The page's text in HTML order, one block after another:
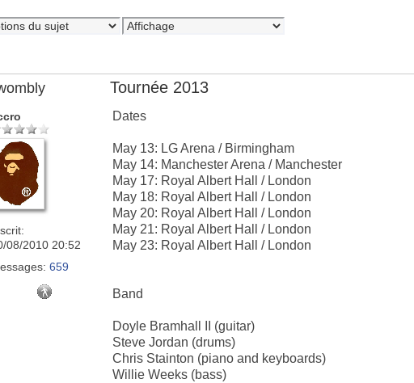
Tournée 2013
08/2010 20:52
659
Dates
May 13: LG Arena / Birmingham
May 14: Manchester Arena / Manchester
May 17: Royal Albert Hall / London
May 18: Royal Albert Hall / London
May 20: Royal Albert Hall / London
May 21: Royal Albert Hall / London
May 23: Royal Albert Hall / London
Band
Doyle Bramhall II (guitar)
Steve Jordan (drums)
Chris Stainton (piano and keyboards)
Willie Weeks (bass)